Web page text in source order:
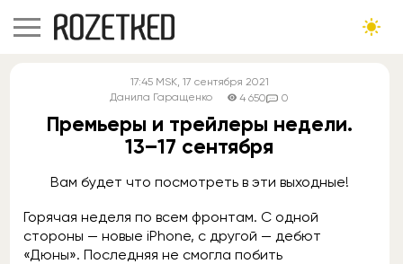
17:45 MSK, 17 сентября 2021
Данила Гаращенко
4 650 0
Премьеры и трейлеры недели.
13–17 сентября
Вам будет что посмотреть в эти выходные!
Горячая неделя по всем фронтам. С одной
стороны — новые iPhone, с другой — дебют
«Дюны». Последняя не смогла побить